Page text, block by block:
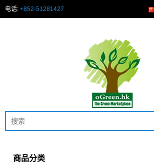
电话: +852-51281427
商品分类